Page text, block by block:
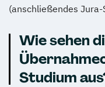
(anschließendes
Wie sehen
Studium